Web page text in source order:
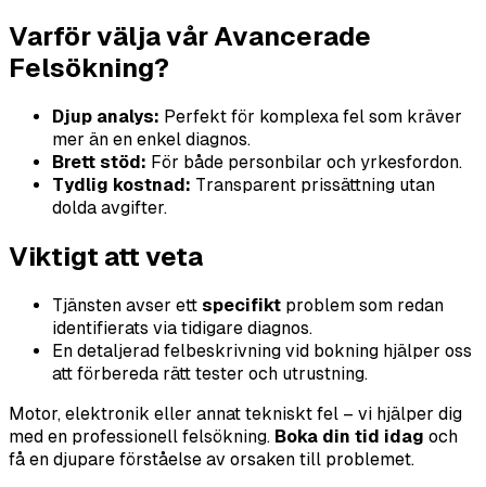
Varför välja vår Avancerade
Felsökning?
Djup analys: Perfekt för komplexa fel som kräver
mer än en enkel diagnos.
Brett stöd: För både personbilar och yrkesfordon.
Tydlig kostnad: Transparent prissättning utan
dolda avgifter.
Viktigt att veta
Tjänsten avser ett specifikt problem som redan
identifierats via tidigare diagnos.
En detaljerad felbeskrivning vid bokning hjälper oss
att förbereda rätt tester och utrustning.
Motor, elektronik eller annat tekniskt fel – vi hjälper dig
med en professionell felsökning. Boka din tid idag och
få en djupare förståelse av orsaken till problemet.